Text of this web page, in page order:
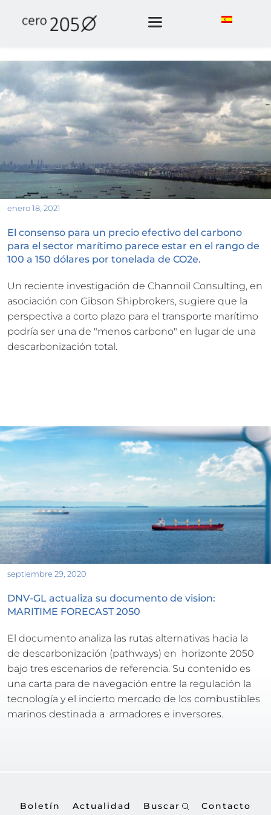
enero 18, 2021
El consenso para un precio efectivo del carbono
para el sector marítimo parece estar en el rango de
100 a 150 dólares por tonelada de CO2e.
Un reciente investigación de Channoil Consulting, en
asociación con Gibson Shipbrokers, sugiere que la
perspectiva a corto plazo para el transporte marítimo
podría ser una de "menos carbono" en lugar de una
descarbonización total.
septiembre 29, 2020
DNV-GL actualiza su documento de vision:
MARITIME FORECAST 2050
El documento analiza las rutas alternativas hacia la
de descarbonización (pathways) en  horizonte 2050
bajo tres escenarios de referencia. Su contenido es
una carta para de navegación entre la regulación la
tecnología y el incierto mercado de los combustibles
marinos destinada a  armadores e inversores.
Boletín Actualidad Buscar Contacto